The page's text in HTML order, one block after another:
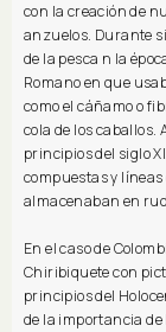
con la creación de
anzuelos. Durante
de la pesca n la
Romano en que
como el cáñamo o
cola de los caballos.
principios del siglo
compuestas y
almacenaban en
En el caso de
Chiribiquete con
principios del
de la importancia